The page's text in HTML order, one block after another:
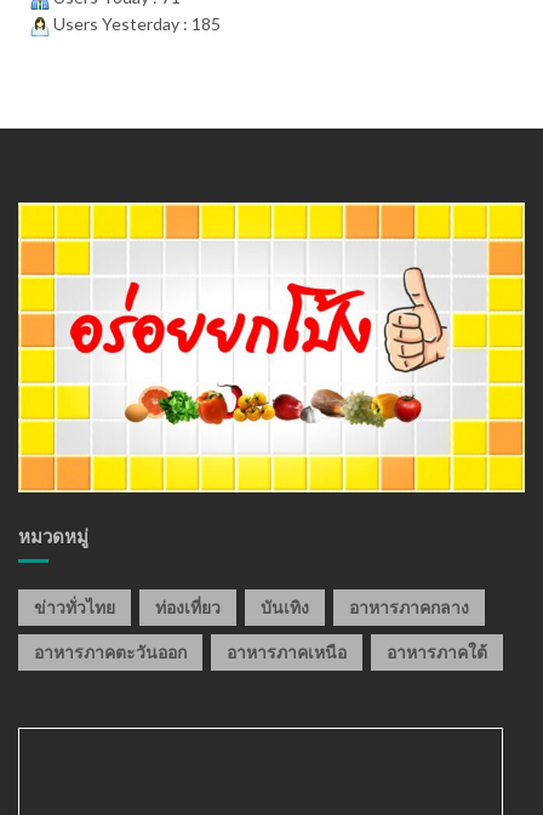
Users Yesterday : 185
หมวดหมู่
ข่าวทั่วไทย ท่องเที่ยว บันเทิง อาหารภาคกลาง
อาหารภาคตะวันออก อาหารภาคเหนือ อาหารภาคใต้